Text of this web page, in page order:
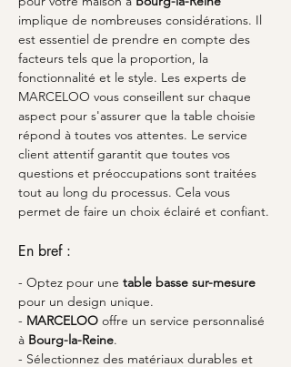
implique de nombreuses considérations. Il
est essentiel de prendre en compte des
facteurs tels que la proportion, la
fonctionnalité et le style. Les experts de
MARCELOO vous conseillent sur chaque
aspect pour s'assurer que la table choisie
répond à toutes vos attentes. Le service
client attentif garantit que toutes vos
questions et préoccupations sont traitées
tout au long du processus. Cela vous
permet de faire un choix éclairé et confiant.
En bref :
- Optez pour une table basse sur-mesure
pour un design unique.
- MARCELOO offre un service personnalisé
à Bourg-la-Reine.
- Sélectionnez des matériaux durables et